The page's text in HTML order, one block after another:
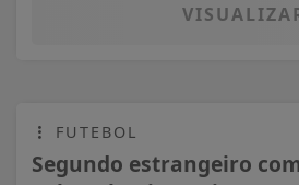
FUTEBOL
Segundo estrangeiro